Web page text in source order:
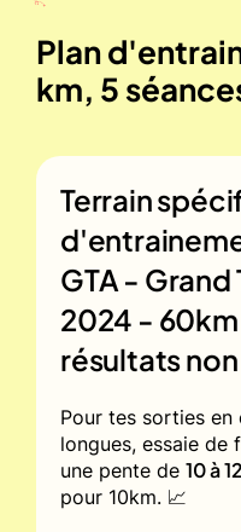
Plan
km, 5
Terrain
GTA - Grand
2024 -
résultats
Pour tes sorties
longues, essaie de
une pente de 10 à
pour 10km. 📈